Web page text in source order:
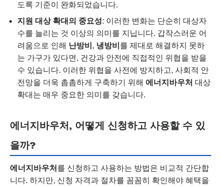
도록 기준이 완화되었습니다.
지원 대상 확대의 중요성: 이러한 변화는 단순히 대상자
수를 늘리는 것 이상의 의미를 지닙니다. 갑작스러운 어
려움으로 인해 난방비 , 냉방비 를 제대로 해결하지 못하
는 가구가 있다면, 건강과 안전에 직접적인 위협을 받을
수 있습니다. 이러한 위협을 사전에 방지하고, 사회적 안
전망을 더욱 촘촘하게 구축하기 위해 에너지바우처 대상
확대는 매우 중요한 의미를 갖습니다.
에너지바우처, 어떻게 신청하고 사용할 수 있
을까?
에너지바우처를 신청하고 사용하는 방법은 비교적 간단합
니다. 하지만, 신청 자격과 절차를 꼼꼼히 확인해야 혜택을